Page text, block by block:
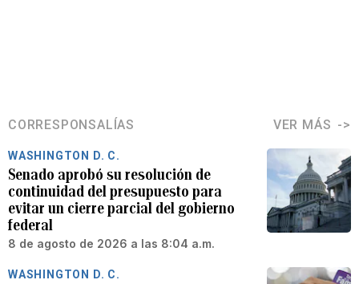
CORRESPONSALÍAS VER MÁS
WASHINGTON D. C.
Senado aprobó su resolución de
continuidad del presupuesto para
evitar un cierre parcial del gobierno
federal
8 de agosto de 2026 a las 8:04 a.m.
WASHINGTON D. C.